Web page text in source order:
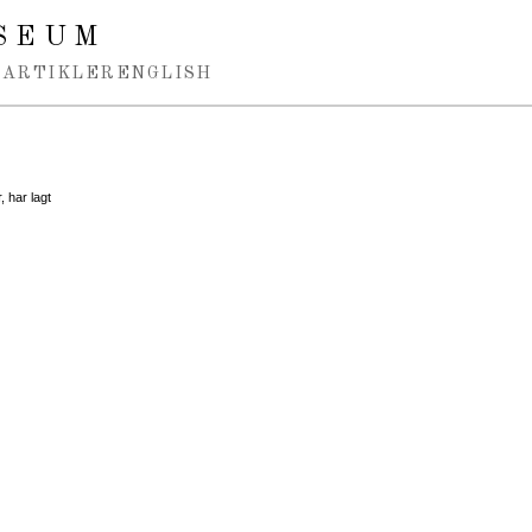
ENGLISH
har lagt